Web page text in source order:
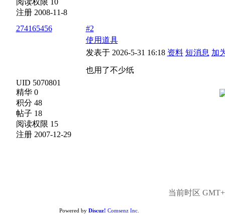
阅读权限 10
注册 2008-11-8
274165456
UID 5070801
精华 0
积分 48
帖子 18
阅读权限 15
注册 2007-12-29
#2
使用道具
发表于 2026-5-31 16:18 资料 短消息 加
也用了不少纸
当前时区
Powered by Discuz! Comsenz Inc.